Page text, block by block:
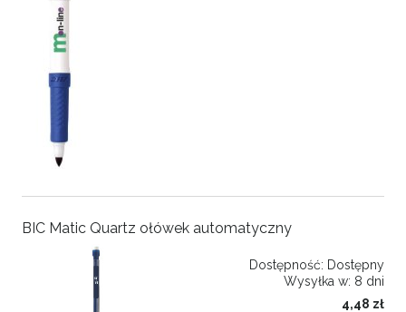
BIC Matic Quartz ołówek automatyczny
Dostępność: Dostępny
Wysyłka w: 8 dni
4,48 zł